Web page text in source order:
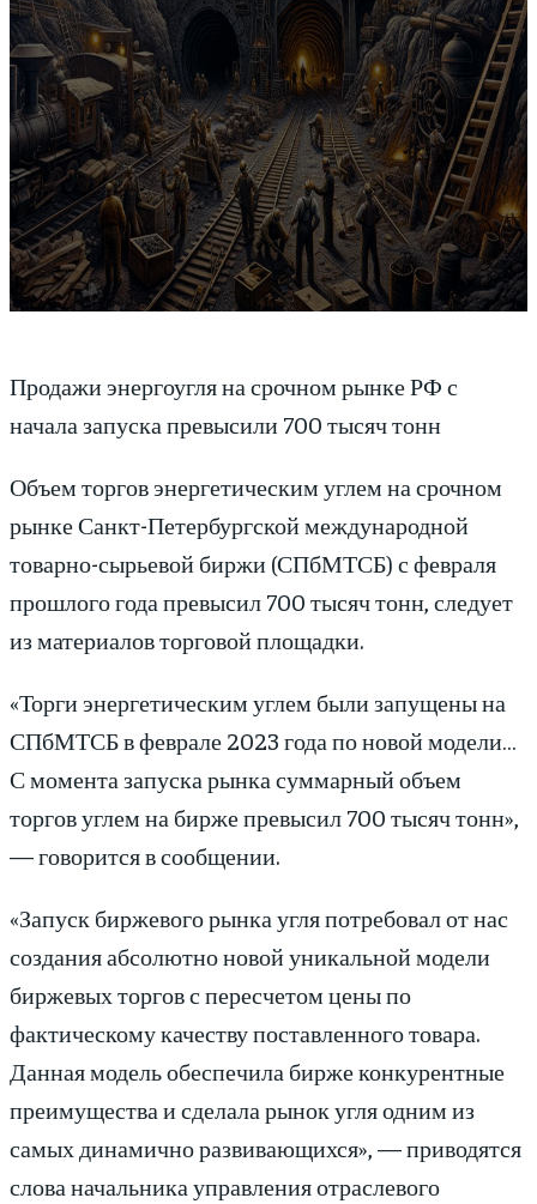
Продажи энергоугля на срочном рынке РФ с
начала запуска превысили 700 тысяч тонн
Объем торгов энергетическим углем на срочном
рынке Санкт-Петербургской международной
товарно-сырьевой биржи (СПбМТСБ) с февраля
прошлого года превысил 700 тысяч тонн, следует
из материалов торговой площадки.
«Торги энергетическим углем были запущены на
СПбМТСБ в феврале 2023 года по новой модели…
С момента запуска рынка суммарный объем
торгов углем на бирже превысил 700 тысяч тонн»,
— говорится в сообщении.
«Запуск биржевого рынка угля потребовал от нас
создания абсолютно новой уникальной модели
биржевых торгов с пересчетом цены по
фактическому качеству поставленного товара.
Данная модель обеспечила бирже конкурентные
преимущества и сделала рынок угля одним из
самых динамично развивающихся», — приводятся
слова начальника управления отраслевого